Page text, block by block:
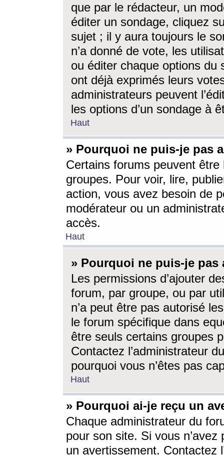
que par le rédacteur, un
éditer un sondage, cliquez
sujet ; il y aura toujours le
n’a donné de vote, les
ou éditer chaque options du
ont déjà exprimés leurs
administrateurs peuvent
les options d’un sondage à
Haut
» Pourquoi ne puis-je pas
Certains forums peuvent être
groupes. Pour voir, lire,
action, vous avez besoin de
modérateur ou un
accès.
Haut
» Pourquoi ne puis-je
Les permissions d’ajouter
forum, par groupe, ou par
n’a peut être pas autorisé
le forum spécifique dans
être seuls certains groupes
Contactez l’administrateur
pourquoi vous n’êtes pas
Haut
» Pourquoi ai-je reçu un
Chaque administrateur du
pour son site. Si vous
un avertissement. Contactez